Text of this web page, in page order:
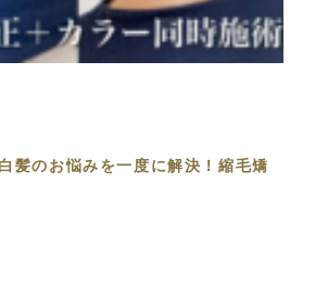
髪のお悩みを一度に解決！縮毛矯